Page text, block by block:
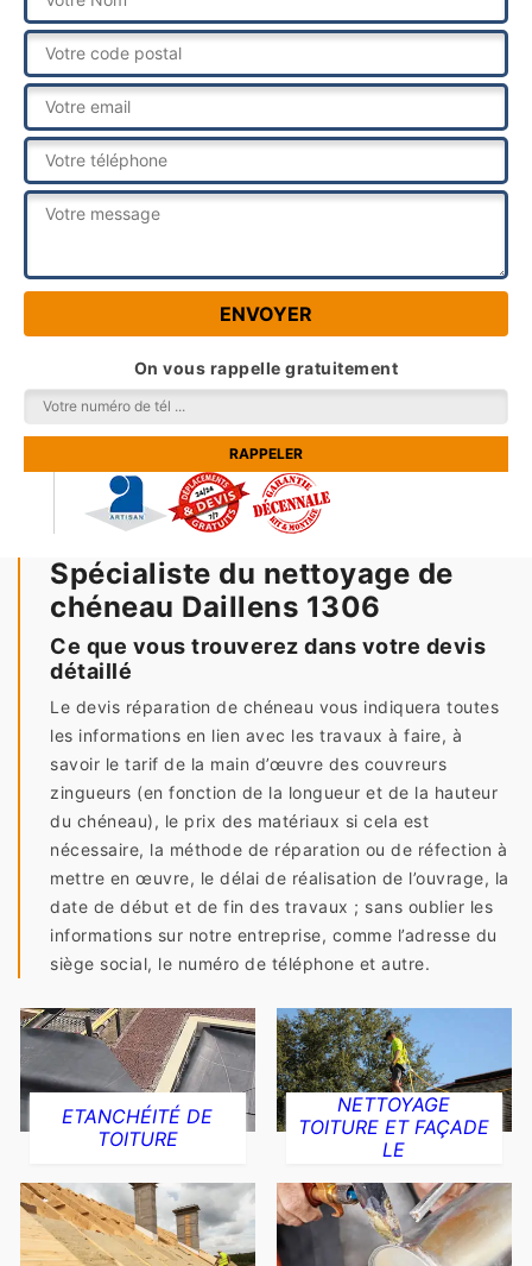
On vous rappelle gratuitement
Spécialiste du nettoyage de
chéneau Daillens 1306
Ce que vous trouverez dans votre devis
détaillé
Le devis réparation de chéneau vous indiquera toutes
les informations en lien avec les travaux à faire, à
savoir le tarif de la main d’œuvre des couvreurs
zingueurs (en fonction de la longueur et de la hauteur
du chéneau), le prix des matériaux si cela est
nécessaire, la méthode de réparation ou de réfection à
mettre en œuvre, le délai de réalisation de l’ouvrage, la
date de début et de fin des travaux ; sans oublier les
informations sur notre entreprise, comme l’adresse du
siège social, le numéro de téléphone et autre.
ETANCHÉITÉ DE
TOITURE
NETTOYAGE
TOITURE ET FAÇADE
LE